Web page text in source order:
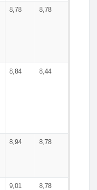
8,78 8,78
8,84 8,44
8,94 8,78
9,01 8,78